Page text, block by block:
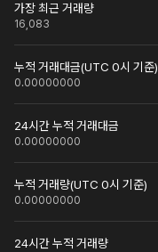
가장 최근 거래량
16,083
누적 거래대금(UTC 0시 기준)
0.00000000
24시간 누적 거래대금
0.00000000
누적 거래량(UTC 0시 기준)
0.00000000
24시간 누적 거래량